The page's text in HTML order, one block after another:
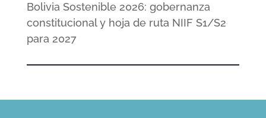
Bolivia Sostenible 2026: gobernanza
constitucional y hoja de ruta NIIF S1/S2
para 2027